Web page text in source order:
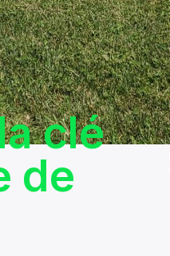
clé
de